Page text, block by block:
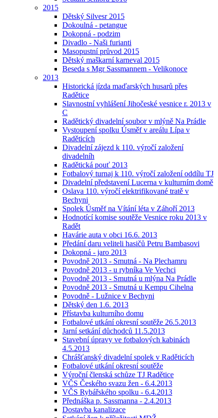
2015
Dětský Silvesr 2015
Dokoulná - petangue
Dokopná - podzim
Divadlo - Naši furianti
Masopustní průvod 2015
Dětský maškarní karneval 2015
Beseda s Mgr Sassmannem - Velikonoce
2013
Historická jízda maďarských husarů přes
Radětice
Slavnostní vyhlášení Jihočeské vesnice r. 2013 v
C
Radětický divadelní soubor v mlýně Na Prádle
Vystoupení spolku Úsměf v areálu Lípa v
Raděticích
Divadelní zájezd k 110. výročí založení
divadelníh
Radětická pouť 2013
Fotbalový turnaj k 110. výročí založení oddílu TJ
Divadelní představení Lucerna v kulturním domě
Oslava 110. výročí elektrifikované tratě v
Bechyni
Spolek Úsměf na Vítání léta v Záhoří 2013
Hodnotící komise soutěže Vesnice roku 2013 v
Radět
Havárie auta v obci 16.6. 2013
Předání daru veliteli hasičů Petru Bambasovi
Dokopná - jaro 2013
Povodně 2013 - Smutná - Na Plechamru
Povodně 2013 - u rybníka Ve Vechci
Povodně 2013 - Smutná u mlýna Na Prádle
Povodně 2013 - Smutná u Kempu Cihelna
Povodně - Lužnice v Bechyni
Dětský den 1.6. 2013
Přístavba kulturního domu
Fotbalové utkání okresní soutěže 26.5.2013
Jarní setkání důchodců 11.5.2013
Stavební úpravy ve fotbalových kabinách
4.5.2013
Chrášťanský divadelní spolek v Raděticích
Fotbalové utkání okresní soutěže
Výroční členská schůze TJ Radětice
VČS Českého svazu žen - 6.4.2013
VČS Rybářského spolku - 6.4.2013
Přednáška p. Sassmanna - 2.4.2013
Dostavba kanalizace